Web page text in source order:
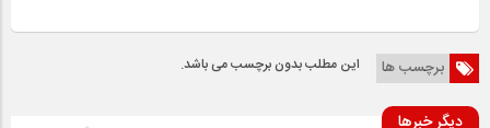
برچسب ها این مطلب بدون برچسب می باشد.